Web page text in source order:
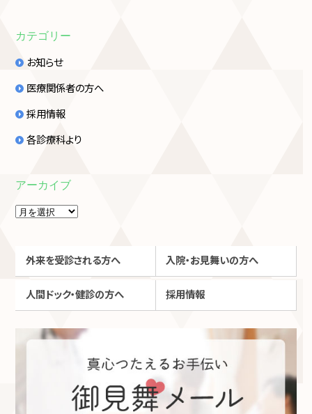
カテゴリー
お知らせ
医療関係者の方へ
採用情報
各診療科より
アーカイブ
外来を受診される方へ 入院・お見舞いの方へ
人間ドック・健診の方へ 採用情報